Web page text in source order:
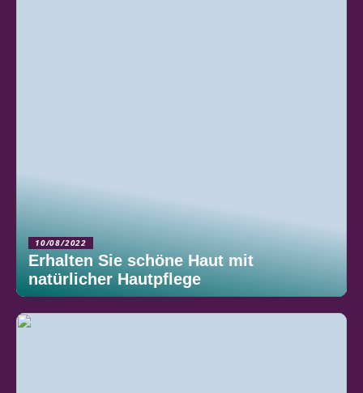
10/08/2022
Erhalten Sie schöne Haut mit
natürlicher Hautpflege